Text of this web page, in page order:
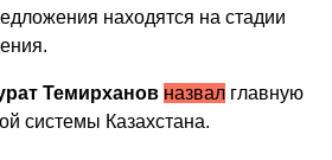
находятся на стадии
Темирханов назвал главную
системы Казахстана.